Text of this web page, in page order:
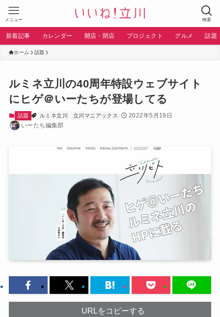
検索
メニュー
新着記事 カレンダー 開店・閉店 プロジェクト グルメ 話題
ホーム 話題
ルミネ立川の40周年特設ウェブサイト
にヒゲ＠いーたちが登場してる
話題 ルミネ立川 立川マニアックス
2022年5月19日
いーたち編集部
URLをコピーする